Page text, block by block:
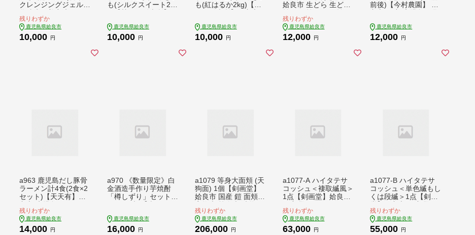
クレンジングジェル・
ーム)【てんげん】 姶
良市 メール便 サンプ
ル ミニサイズ トライ
残りわずか
鹿児島県姶良市
10,000 円
も(シルクスイート2k
凍 焼芋 やきいも さつ
まいも さつま芋 熟成
鹿児島県姶良市
10,000 円
も(紅はるか2kg)【甘
芋 やきいも べにはる
か さつまいも さつま
鹿児島県姶良市
10,000 円
姶良市 生どら 生どら
どらやき 和菓子 お菓
子 スイーツ おやつ 和
スイーツ 冷凍
残りわずか
鹿児島県姶良市
12,000 円
前後)【今村農園】 姶
詰め合わせ 春 夏 秋
冬 季節
鹿児島県姶良市
12,000 円
a963 鹿児島だし豚骨
ラーメン計4食(2食×2
セット)【天天有】姶
豚骨 麺 スープ チャー
シュー 中華 お取り寄
せ グルメ 冷凍
残りわずか
鹿児島県姶良市
14,000 円
a970 《数量限定》白
金酒造手作り芋焼酎
「樽しずり」セット(7
酎 本格焼酎 芋焼酎 飲
み比べ セット
鹿児島県姶良市
16,000 円
a1079 等身大面頬 (天
狗面) 1個【剣画堂】
姶良市 国産 鎧 面頬
芸品 歴史
残りわずか
鹿児島県姶良市
206,000 円
a1077-A ハイタテサ
コッシュ＜褄取縅風＞
1点【剣画堂】姶良市
シュ 肩掛け 工芸品 歴
史
残りわずか
鹿児島県姶良市
63,000 円
a1077-B ハイタテサ
コッシュ＜単色縅もし
くは段縅＞1点【剣画
ばん サコッシュ 肩掛
け 工芸品 歴史
残りわずか
鹿児島県姶良市
55,000 円